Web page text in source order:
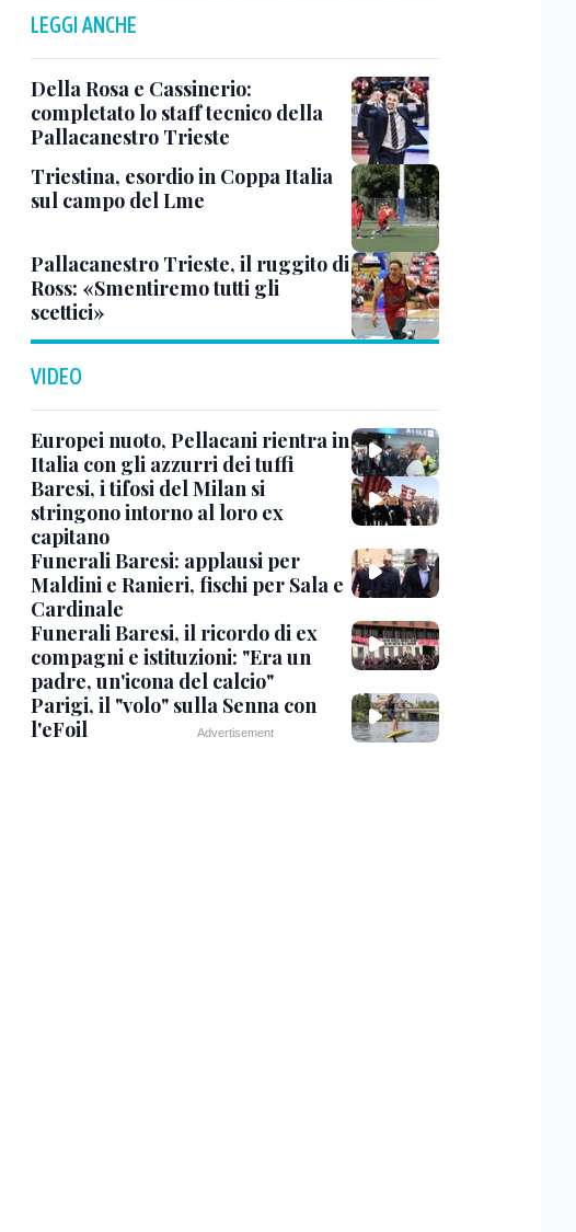
LEGGI ANCHE
Della Rosa e Cassinerio:
completato lo staff tecnico della
Pallacanestro Trieste
Triestina, esordio in Coppa Italia
sul campo del Lme
Pallacanestro Trieste, il ruggito di
Ross: «Smentiremo tutti gli
scettici»
VIDEO
Europei nuoto, Pellacani rientra in
Italia con gli azzurri dei tuffi
Baresi, i tifosi del Milan si
stringono intorno al loro ex
capitano
Funerali Baresi: applausi per
Maldini e Ranieri, fischi per Sala e
Cardinale
Funerali Baresi, il ricordo di ex
compagni e istituzioni: "Era un
padre, un'icona del calcio"
Parigi, il "volo" sulla Senna con
l'eFoil